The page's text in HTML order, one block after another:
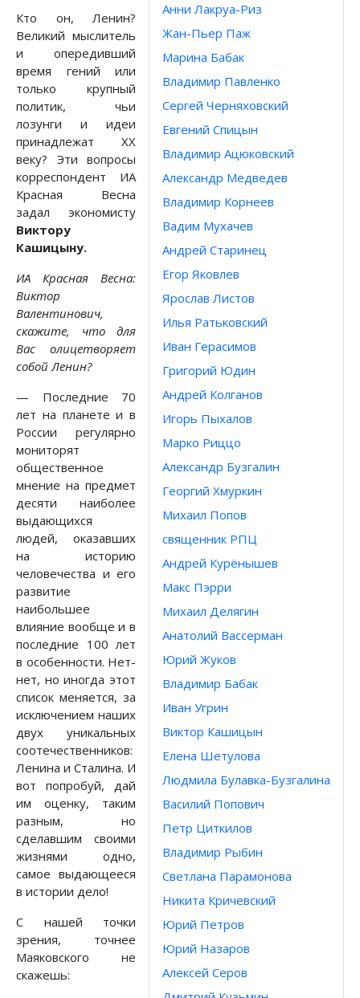
Анни Лакруа-Риз
Жан-Пьер Паж
Марина Бабак
Владимир Павленко
Сергей Черняховский
Евгений Спицын
Владимир Ацюковский
Александр Медведев
Владимир Корнеев
Вадим Мухачев
Андрей Старинец
Егор Яковлев
Ярослав Листов
Илья Ратьковский
Иван Герасимов
Григорий Юдин
Андрей Колганов
Игорь Пыхалов
Марко Риццо
Александр Бузгалин
Георгий Хмуркин
Михаил Попов
священник РПЦ
Андрей Курёнышев
Макс Пэрри
Михаил Делягин
Анатолий Вассерман
Юрий Жуков
Владимир Бабак
Иван Угрин
Виктор Кашицын
Елена Шетулова
Людмила Булавка-Бузгалина
Василий Попович
Петр Циткилов
Владимир Рыбин
Светлана Парамонова
Никита Кричевский
Юрий Петров
Юрий Назаров
Алексей Серов
Кто он, Ленин?
Великий мыслитель
и опередивший
время гений или
только крупный
политик, чьи
лозунги и идеи
принадлежат XX
веку? Эти вопросы
корреспондент ИА
Красная Весна
задал экономисту
Виктору
Кашицыну.
ИА Красная Весна:
Виктор
Валентинович,
скажите, что для
Вас олицетворяет
собой Ленин?
— Последние 70
лет на планете и в
России регулярно
мониторят
общественное
мнение на предмет
десяти наиболее
выдающихся
людей, оказавших
на историю
человечества и его
развитие
наибольшее
влияние вообще и в
последние 100 лет
в особенности. Нет-
нет, но иногда этот
список меняется, за
исключением наших
двух уникальных
соотечественников:
Ленина и Сталина. И
вот попробуй, дай
им оценку, таким
разным, но
сделавшим своими
жизнями одно,
самое выдающееся
в истории дело!
С нашей точки
зрения, точнее
Маяковского не
скажешь: